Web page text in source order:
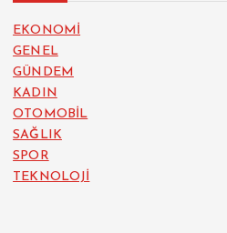
EKONOMİ
GENEL
GÜNDEM
KADIN
OTOMOBİL
SAĞLIK
SPOR
TEKNOLOJİ